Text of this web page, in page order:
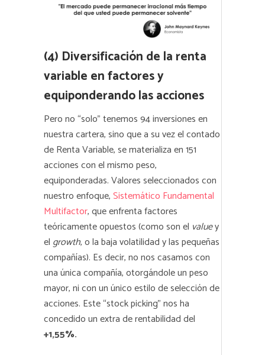
(4) Diversificación de la renta
variable en factores y
equiponderando las acciones
Pero no “solo” tenemos 94 inversiones en
nuestra cartera, sino que a su vez el contado
de Renta Variable, se materializa en 151
acciones con el mismo peso,
equiponderadas. Valores seleccionados con
nuestro enfoque,Sistemático Fundamental
Multifactor, que enfrenta factores
teóricamente opuestos (como son el valuey
elgrowth, o la baja volatilidad y las pequeñas
compañías). Es decir, no nos casamos con
una única compañía, otorgándole un peso
mayor, ni con un único estilo de selección de
acciones. Este “stock picking” nos ha
concedido un extra de rentabilidad del
+1,55%.